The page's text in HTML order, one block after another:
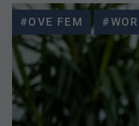
#OVE FEM